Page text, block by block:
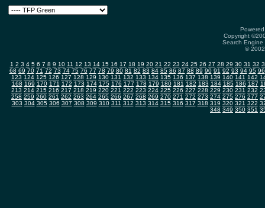
Copyright
Search
©
1 2 3 4 5 6 7 8 9 10 11 12 13 14 15 16 17 18 19 20 21 22 23 24 25 26 27 28 29 30 31 32
68 69 70 71 72 73 74 75 76 77 78 79 80 81 82 83 84 85 86 87 88 89 90 91 92 93 94 95 96
123 124 125 126 127 128 129 130 131 132 133 134 135 136 137 138 139 140 141 142
168 169 170 171 172 173 174 175 176 177 178 179 180 181 182 183 184 185 186 187
213 214 215 216 217 218 219 220 221 222 223 224 225 226 227 228 229 230 231 232
258 259 260 261 262 263 264 265 266 267 268 269 270 271 272 273 274 275 276 277
303 304 305 306 307 308 309 310 311 312 313 314 315 316 317 318 319 320 321 322
348 349 350 351